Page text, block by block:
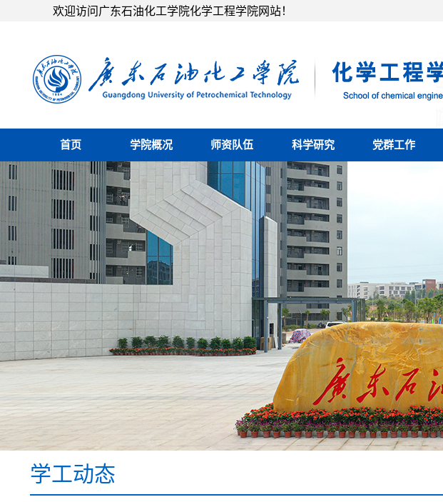
欢迎访问广东石油化工学院化学工程学院网站！
首页 学院概况 师资队伍 科学研究 党群工作
学工动态